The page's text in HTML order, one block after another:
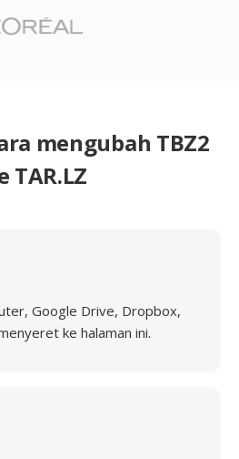
mengubah TBZ2
TAR.LZ
Google Drive, Dropbox,
ke halaman ini.